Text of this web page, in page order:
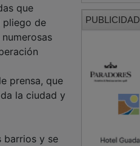
que
pliego de
prensa, que
la ciudad y
barrios y se
PUBLICIDAD